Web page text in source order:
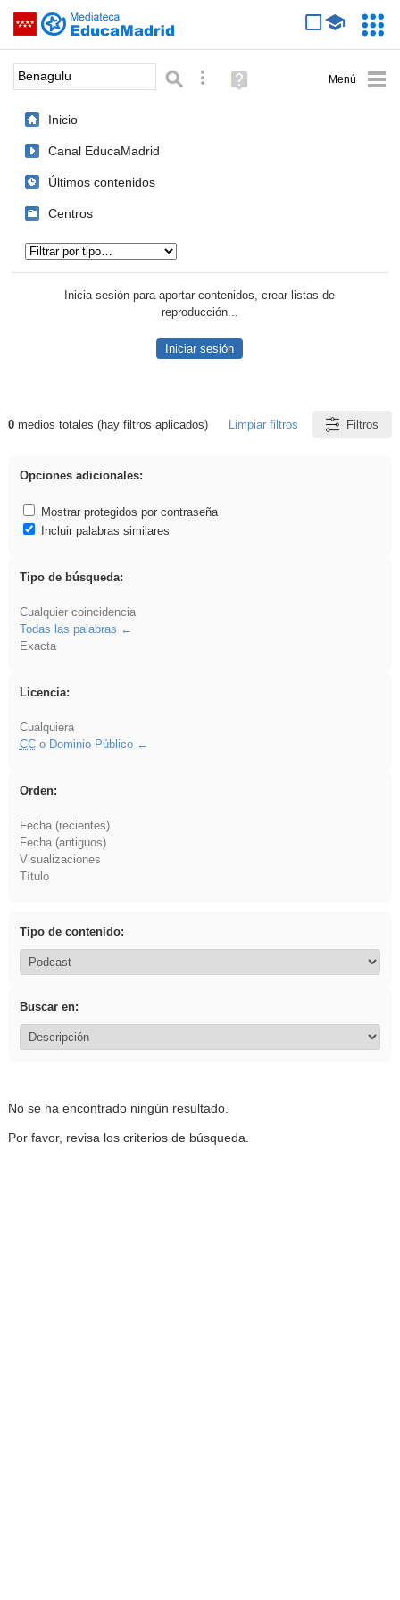
Saltar navegación
Palabra o frase: Búsqueda avanzada
Ayuda
(en
Inicio
Canal EducaMadrid
Últimos contenidos
Centros
Inicia sesión para aportar contenidos, crear listas de
reproducción...
Iniciar sesión
Resultados de: Benagulu
0medios totales (hay filtros aplicados) Limpiar filtros Filtros
Opciones adicionales:
Mostrar protegidos por contraseña
Incluir palabras similares
Tipo de búsqueda:
Cualquier coincidencia
Todas las palabras
Exacta
Licencia:
Cualquiera
CCo Dominio Público
Orden:
Fecha (recientes)
Fecha (antiguos)
Visualizaciones
Título
Tipo de contenido:
Buscar en:
No se ha encontrado ningún resultado.
Por favor, revisa los criterios de búsqueda.